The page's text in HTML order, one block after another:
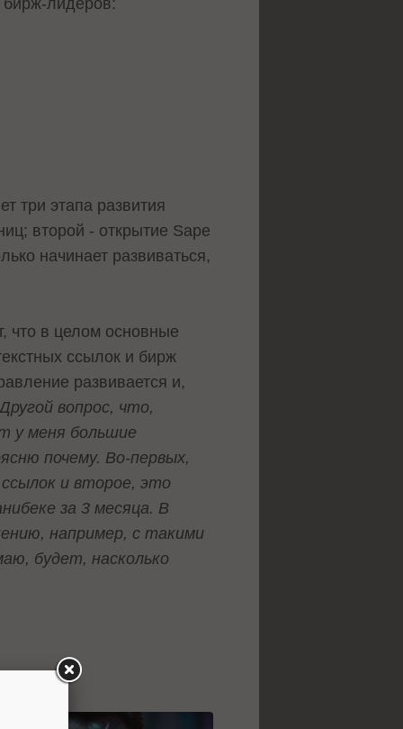
три этапа развития
второй - открытие Sape
начинает развиваться,
что в целом основные
ссылок и бирж
развивается и,
Другой вопрос, что,
у меня большие
почему. Во-первых,
и второе, это
за 3 месяца. В
например, с такими
будет, насколько